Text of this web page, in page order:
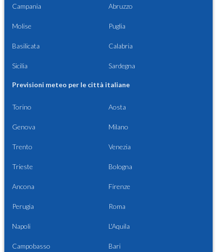
Campania Abruzzo
Molise Puglia
Basilicata Calabria
Sicilia Sardegna
Previsioni meteo per le città italiane
Torino Aosta
Genova Milano
Trento Venezia
Trieste Bologna
Ancona Firenze
Perugia Roma
Napoli L'Aquila
Campobasso Bari